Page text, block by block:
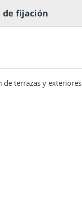
de fijación
de terrazas y exteriores